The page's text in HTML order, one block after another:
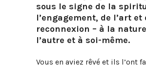
sous le signe de la
l’engagement, de l’art et
reconnexion – à la
l’autre et à soi-même.
Vous en aviez rêvé et ils l’ont